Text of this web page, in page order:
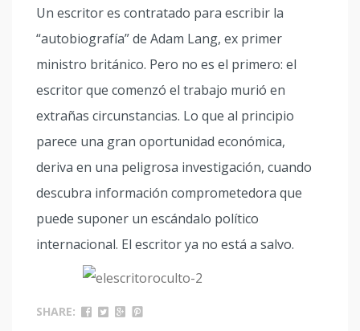
Un escritor es contratado para escribir la
“autobiografía” de Adam Lang, ex primer
ministro británico. Pero no es el primero: el
escritor que comenzó el trabajo murió en
extrañas circunstancias. Lo que al principio
parece una gran oportunidad económica,
deriva en una peligrosa investigación, cuando
descubra información comprometedora que
puede suponer un escándalo político
internacional. El escritor ya no está a salvo.
SHARE: